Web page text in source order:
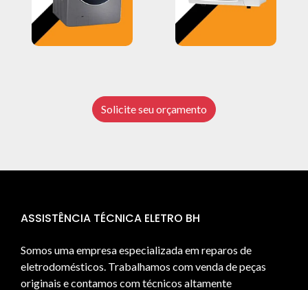
Solicite seu orçamento
ASSISTÊNCIA TÉCNICA ELETRO BH
Somos uma empresa especializada em reparos de
eletrodomésticos. Trabalhamos com venda de peças
originais e contamos com técnicos altamente